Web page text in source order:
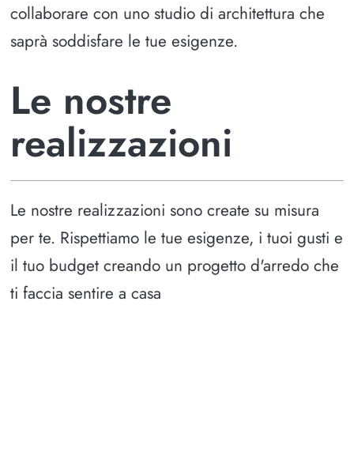
collaborare con uno studio di architettura che
saprà soddisfare le tue esigenze.
Le nostre
realizzazioni
Le nostre realizzazioni sono create su misura
per te. Rispettiamo le tue esigenze, i tuoi gusti e
il tuo budget creando un progetto d'arredo che
ti faccia sentire a casa